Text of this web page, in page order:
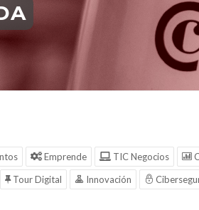
Emprende TIC Negocios
Tour Digital Innovación